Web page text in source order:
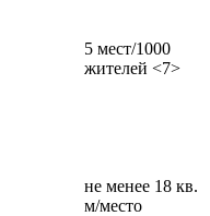
5 мест/1000
жителей <7>
не менее 18 кв.
м/место